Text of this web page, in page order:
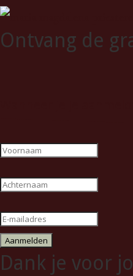
Ontvang de
Aanmelden
Dank je voor